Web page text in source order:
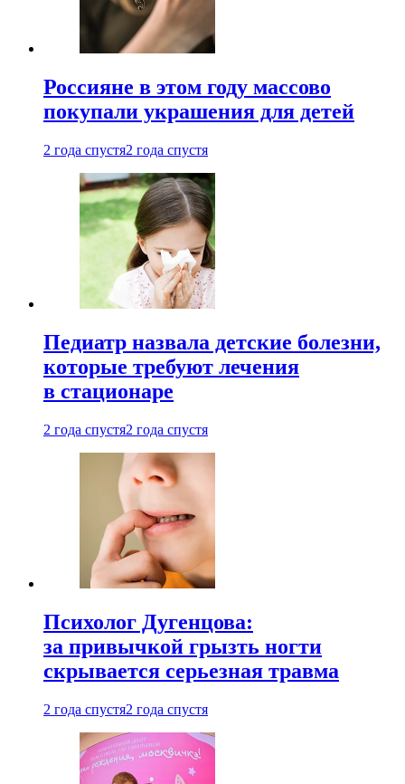
Россияне в этом году массово
покупали украшения для детей
2 года спустя2 года спустя
Педиатр назвала детские болезни,
которые требуют лечения
в стационаре
2 года спустя2 года спустя
Психолог Дугенцова:
за привычкой грызть ногти
скрывается серьезная травма
2 года спустя2 года спустя